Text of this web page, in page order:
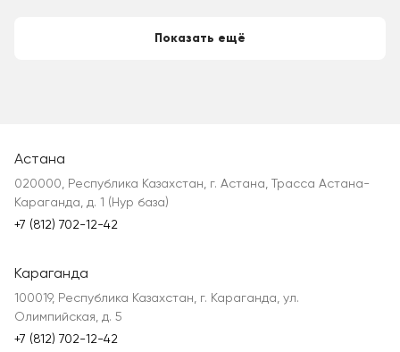
Показать ещё
Астана
020000, Республика Казахстан, г. Астана, Трасса Астана-
Караганда, д. 1 (Нур база)
+7 (812) 702-12-42
Караганда
100019, Республика Казахстан, г. Караганда, ул.
Олимпийская, д. 5
+7 (812) 702-12-42